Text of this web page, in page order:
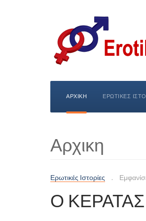
ΑΡΧΙΚΗ ΕΡΩΤΙΚΕΣ
Αρχικη
Ερωτικές Ιστορίες
Ο